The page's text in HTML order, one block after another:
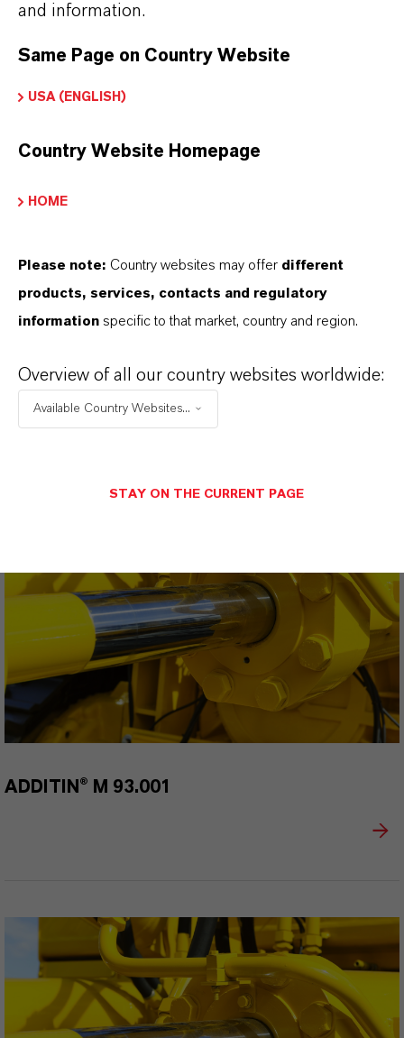
ADDITIN® M 93.001
and information.
Same Page on Country Website
USA (ENGLISH)
Country Website Homepage
HOME
Please note: Country websites may offer different
products, services, contacts and regulatory
information specific to that market, country and region.
Overview of all our country websites worldwide:
Available Country Websites...
STAY ON THE CURRENT PAGE